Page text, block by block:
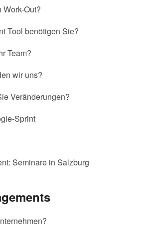
Work-Out?
Tool benötigen Sie?
Team?
wir uns?
Veränderungen?
Sprint
Seminare in Salzburg